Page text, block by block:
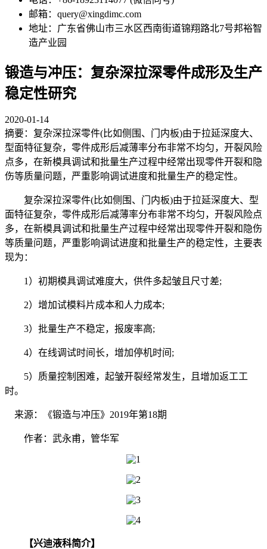
邮箱：query@xingdimc.com
地址：广东省佛山市三水区西南街道锦翔路北7号邦裕智
造产业园
锻造与冲压：复杂深拉深零件成形及生产
稳定性研究
2020-01-14
摘要：复杂深拉深零件(比如侧围、门内板)由于拉延深度大、
型面特征复杂，零件成形后减薄率分布非常不均匀，开裂风险
点多，在新模具调试和批量生产过程中经常出现零件开裂和隐
伤等质量问题，严重影响调试进度和批量生产的稳定性。
复杂深拉深零件(比如侧围、门内板)由于拉延深度大、型
面特征复杂，零件成形后减薄率分布非常不均匀，开裂风险点
多，在新模具调试和批量生产过程中经常出现零件开裂和隐伤
等质量问题，严重影响调试进度和批量生产的稳定性，主要表
现为：
1）初期模具调试难度大，供件多起皱且尺寸差;
2）增加试模料片成本和人力成本;
3）批量生产不稳定，报废率高;
4）在线调试时间长，增加停机时间;
5）质量控制困难，起皱开裂经常发生，且增加返工工
时。
来源：《锻造与冲压》2019年第18期
作者：武永甫，管华军
【兴迪液科简介】